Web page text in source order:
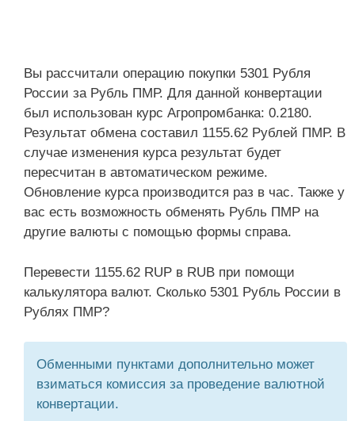
Вы рассчитали операцию покупки 5301 Рубля
России за Рубль ПМР. Для данной конвертации
был использован курс Агропромбанка: 0.2180.
Результат обмена составил 1155.62 Рублей ПМР. В
случае изменения курса результат будет
пересчитан в автоматическом режиме.
Обновление курса производится раз в час. Также у
вас есть возможность обменять Рубль ПМР на
другие валюты с помощью формы справа.
Перевести 1155.62 RUP в RUB при помощи
калькулятора валют. Сколько 5301 Рубль России в
Рублях ПМР?
Обменными пунктами дополнительно может
взиматься комиссия за проведение валютной
конвертации.